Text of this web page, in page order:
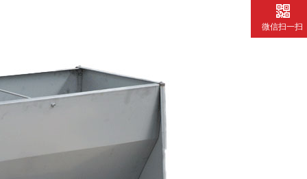
微信扫一扫